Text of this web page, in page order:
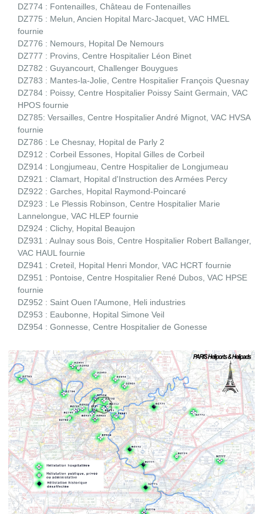
DZ774 : Fontenailles, Château de Fontenailles
DZ775 : Melun, Ancien Hopital Marc-Jacquet, VAC HMEL
fournie
DZ776 : Nemours, Hopital De Nemours
DZ777 : Provins, Centre Hospitalier Léon Binet
DZ782 : Guyancourt, Challenger Bouygues
DZ783 : Mantes-la-Jolie, Centre Hospitalier François Quesnay
DZ784 : Poissy, Centre Hospitalier Poissy Saint Germain, VAC
HPOS fournie
DZ785: Versailles, Centre Hospitalier André Mignot, VAC HVSA
fournie
DZ786 : Le Chesnay, Hopital de Parly 2
DZ912 : Corbeil Essones, Hopital Gilles de Corbeil
DZ914 : Longjumeau, Centre Hospitalier de Longjumeau
DZ921 : Clamart, Hopital d'Instruction des Armées Percy
DZ922 : Garches, Hopital Raymond-Poincaré
DZ923 : Le Plessis Robinson, Centre Hospitalier Marie
Lannelongue, VAC HLEP fournie
DZ924 : Clichy, Hopital Beaujon
DZ931 : Aulnay sous Bois, Centre Hospitalier Robert Ballanger,
VAC HAUL fournie
DZ941 : Creteil, Hopital Henri Mondor, VAC HCRT fournie
DZ951 : Pontoise, Centre Hospitalier René Dubos, VAC HPSE
fournie
DZ952 : Saint Ouen l'Aumone, Heli industries
DZ953 : Eaubonne, Hopital Simone Veil
DZ954 : Gonnesse, Centre Hospitalier de Gonesse